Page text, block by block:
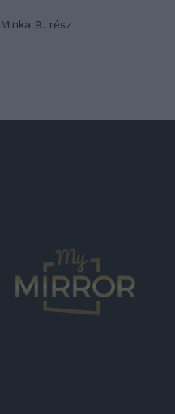
Minka 9. rész